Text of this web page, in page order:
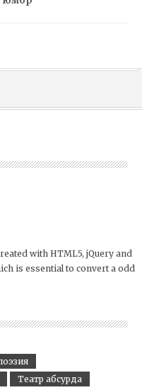
with HTML5, jQuery and
is essential to convert a odd
Театр абсурда